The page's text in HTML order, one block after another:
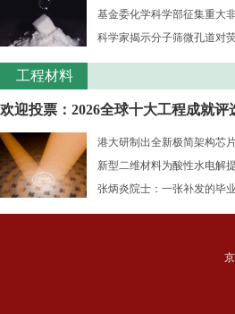
基金委化学科学部征集重大
科学家揭示分子筛微孔道对
工程材料
欢迎投票：2026全球十大工程成就评
港大研制出全新极简架构芯
新型二维材料为酸性水电解
张炳炎院士：一张补发的毕